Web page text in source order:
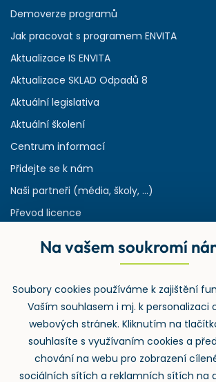
Demoverze programů
Jak pracovat s programem ENVITA
Aktualizace IS ENVITA
Aktualizace SKLAD Odpadů 8
Aktuální legislativa
Aktuální školení
Centrum informací
Přidejte se k nám
Naši partneři (média, školy, ...)
Převod licence
Rejstřík používaných zkratek v odpadech
Zpětný odběr
Na vašem soukromí
Soubory cookies používáme k zajištění
Vaším souhlasem i mj. k personalizaci
webových stránek. Kliknutím na
souhlasíte s využívaním cookies a
chování na webu pro zobrazení
sociálních sítích a reklamních sítích na